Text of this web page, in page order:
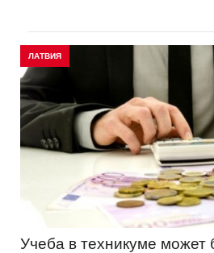
ЛАТВИЯ
Учеба в техникуме может